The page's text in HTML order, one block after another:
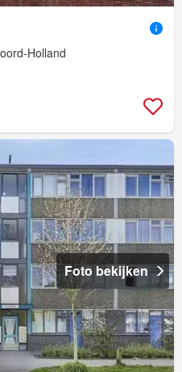
Holland
Foto bekijken